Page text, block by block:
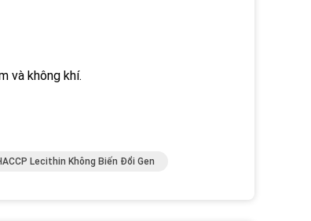
và không khí.
Lecithin Không Biến Đổi Gen